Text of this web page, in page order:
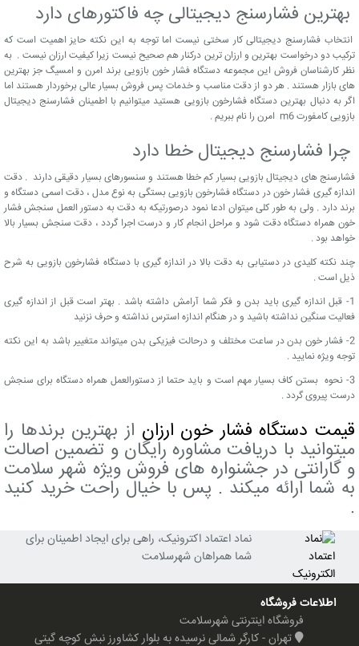
بهترین فشارسنج دیجیتالی چه فاکتورهای دارد
انتخاب فشارسنج دیجیتالی کار سختی نیست اما توجه به این نکته حایز اهمیت است که
ترکیب دو درخواست بهترین و ارزان ترین درکنار هم صحیح نیست زیرا کیفیت ارزان نیست . به
نظر کارشناسان فروش این مجموعه دستگاه فشار خون بازویی برند امرن و امسیگ جز بهترین
های بازار هستند . هر دو از دقت مناسب و خدمات پس فروش بسیار عالی برخوردار هستند اما
اگر به دنبال بهترین دستگاه فشارخون بازویی هستید میتوانیم با اطمینان فشارسنج دیجیتال
بازویی کامفورت m6 امرن را نام ببریم .
چرا فشارسنج دیجیتال خطا دارد
فشارسنج های دیجیتال بازویی بسیار کم خطا هستند و سنسورهای بسیار دقیقی دارند . دقت
اندازه گیری فشار خون در دستگاه فشارخون بازویی بستگی به نوع مدل ، دقت اسمی دستگاه و
برند دارد . ولی به طور کلی میتوان ادعا نمود درصورتیکه به دقت به دستور العمل سنجش فشار
خون همراه دستگاه دقت شود و مراحل انجام کار و درست اجرا گردد ، دقت سنجش بسیار بالا
خواهد بود .
چند نکته کلیدی در دستیابی به دقت بالا در اندازه گیری با دستگاه فشارخون بازویی به شرح
ذیل است .
1- قبل اندازه گیری باید بدن و فکر شما آرامش داشته باشد . بهتر است قبل از اندازه گیری
فعالیت سنگین نداشته باشید و در هنگام اندازه استرس نداشته و حرف نزنید
2- فشار خون بدن در ساعت مختلف و درحالت فیزیکی بدن میتواند متغییر باشد به این نکته
توجه ویژه نمایید .
3- نحوه بستن کاف بسیار مهم است و باید حتما از دستورالعمل همراه دستگاه برای سنجش
درست پیروی گردد .
قیمت دستگاه فشار خون ارزان از بهترین برندها را
میتوانید با دریافت مشاوره رایگان و تضمین اصالت
و گارانتی در جشنواره های فروش ویژه شهر سلامت
به شما ارائه میکند . پس با خیال راحت خرید کنید
.
نماد اعتماد اکترونیک، راهی برای ایجاد اطمینان برای
شما همراهان شهرسلامت
اطلاعات فروشگاه
فروشگاه اینترنتی شهرسلامت
تهران - کارگر شمالی نرسیده به بلوار کشاورز نبش کوچه گیتی